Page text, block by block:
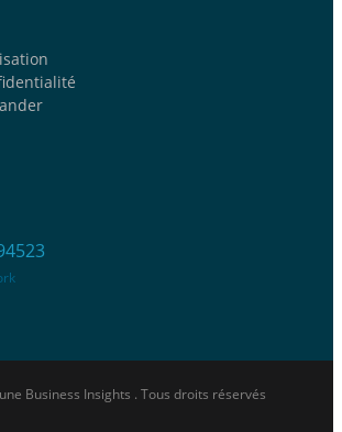
Business Insights . Tous droits réservés